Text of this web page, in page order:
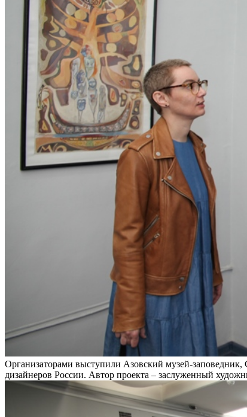
Организаторами выступили Азовский музей-
дизайнеров России. Автор проекта – заслуженный